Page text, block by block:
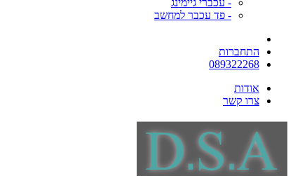
- עכברי גיימינג
- פד עכבר למחשב
התחברות
089322268
אודות
צרו קשר